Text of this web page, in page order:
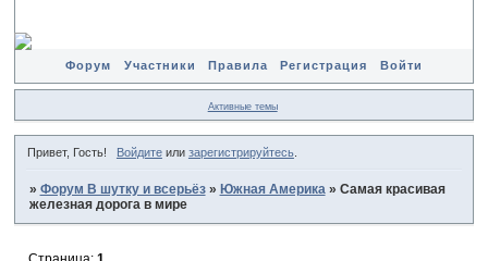
Форум Участники Правила Регистрация Войти
Активные темы
Привет, Гость! Войдитеили зарегистрируйтесь.
» Форум В шутку и всерьёз » Южная Америка » Самая красивая
железная дорога в мире